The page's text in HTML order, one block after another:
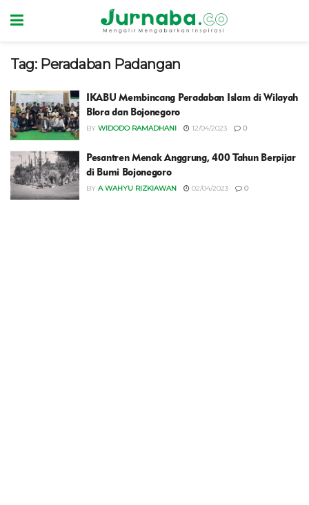
Tag: Peradaban Padangan
IKABU Membincang Peradaban Islam di Wilayah
Blora dan Bojonegoro
BY WIDODO RAMADHANI 12/04/2023 0
Pesantren Menak Anggrung, 400 Tahun Berpijar
di Bumi Bojonegoro
BY A WAHYU RIZKIAWAN 02/04/2023 0